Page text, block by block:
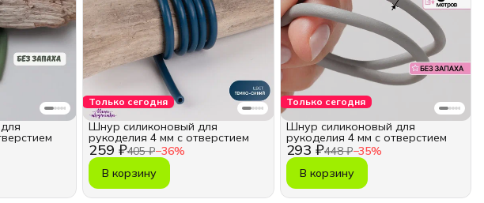
Только сегодня
259 ₽405 ₽−36%
Шнур силиконовый для
рукоделия 4 мм с отверстием
В корзину
Только сегодня
293 ₽448 ₽−35%
Шнур силиконовый для
рукоделия 4 мм с отверстием
В корзину